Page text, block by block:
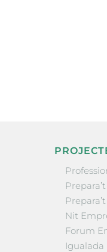
Prepara’t
Nit
Forum